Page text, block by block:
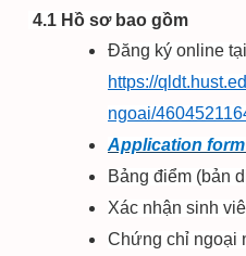
4.1 Hồ sơ bao gồm
Đăng ký online
https://
ngoai/
Application
Bảng điểm (bản
Xác nhận sinh
Chứng chỉ ngoại